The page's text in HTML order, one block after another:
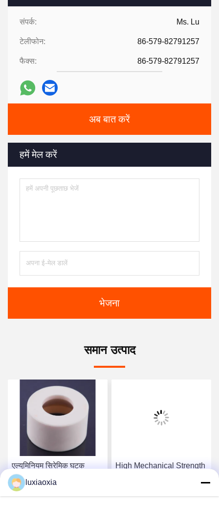
संपर्क: Ms. Lu
टेलीफोन: 86-579-82791257
फैक्स: 86-579-82791257
अब बात करें
हमें मेल करें
भेजना
समान उत्पाद
एल्युमिनियम सिरेमिक घटक
Al203 उच्च विद्युत इन्सुलेशन
High Mechanical Strength
luxiaoxia